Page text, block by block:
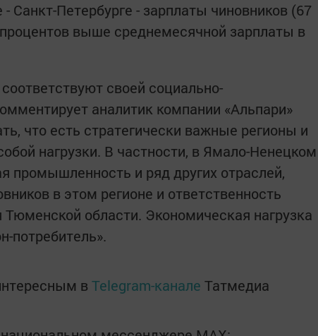
Санкт-Петербурге - зарплаты чиновников (67
выше среднемесячной зарплаты в
своей социально-
аналитик компании «Альпари»
что есть стратегически важные регионы и
нагрузки. В частности, в Ямало-Ненецком
промышленность и ряд других отраслей,
в этом регионе и ответственность
области. Экономическая нагрузка
потребитель».
в Telegram-канале Татмедиа